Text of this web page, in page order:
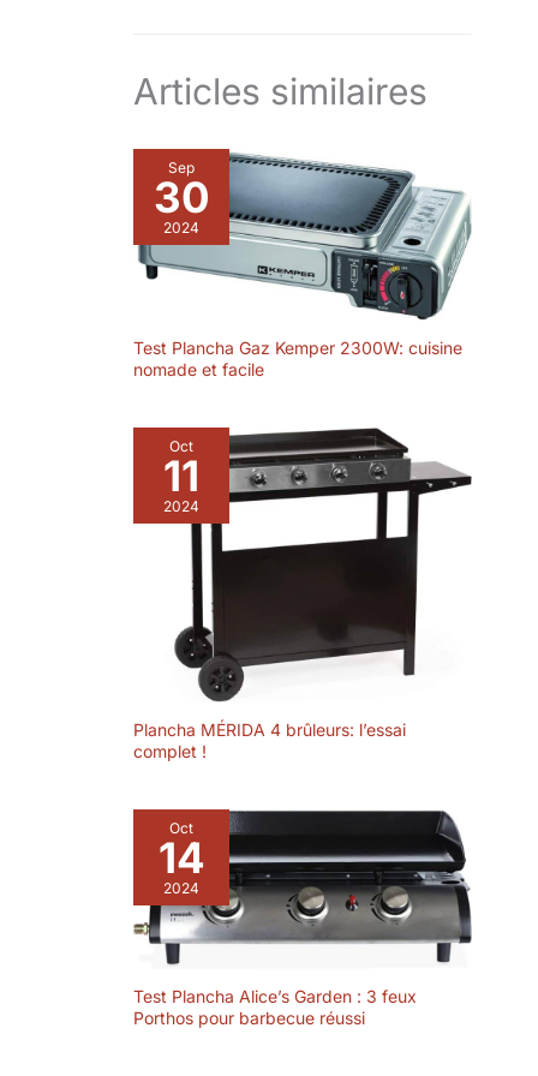
Articles similaires
Sep
30
2024
Test Plancha Gaz Kemper 2300W: cuisine
nomade et facile
Oct
11
2024
Plancha MÉRIDA 4 brûleurs: l’essai
complet !
Oct
14
2024
Test Plancha Alice’s Garden : 3 feux
Porthos pour barbecue réussi